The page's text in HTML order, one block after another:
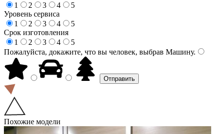
1
2 3 4
5
Уровень сервиса
1
2 3 4
5
Срок изготовления
1
2 3 4
5
Пожалуйста, докажите, что вы человек, выбрав Машину.
Похожие модели